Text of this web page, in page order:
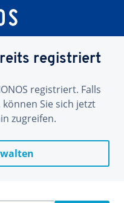
registriert
registriert. Falls
Sie sich jetzt
zugreifen.